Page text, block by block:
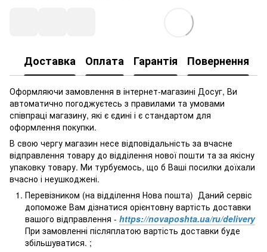
Доставка Оплата Гарантія Повернення
Оформляючи замовлення в інтернет-магазині Досуг, Ви
автоматично погоджуєтесь з правилами та умовами
співпраці магазину, які є єдині і є стандартом для
оформлення покупки.
В свою чергу магазин несе відповідальність за вчасне
відправлення товару до відділення нової пошти та за якісну
упаковку товару. Ми турбуємось, що б Ваші посилки доїхали
вчасно і неушкоджені.
Перевізником (на відділення Нова пошта) Даний сервіс
допоможе Вам дізнатися орієнтовну вартість доставки
вашого відправлення - https://novaposhta.ua/ru/delivery
При замовленні післяплатою вартість доставки буде
збільшуватися. ;